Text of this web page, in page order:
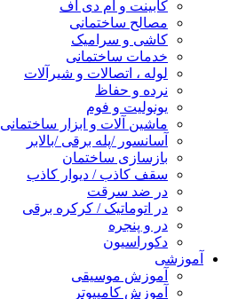
کابینت و ام دی اف
مصالح ساختمانی
کاشی و سرامیک
خدمات ساختمانی
لوله ، اتصالات و شیرآلات
نرده و حفاظ
یونولیت و فوم
ماشین آلات و ابزار ساختمانی
آسانسور /پله برقی /بالابر
بازسازی ساختمان
سقف کاذب / دیوار کاذب
در ضد سرقت
در اتوماتیک / کرکره برقی
در و پنجره
دکوراسیون
آموزشی
آموزش موسیقی
آموزش کامپیوتر